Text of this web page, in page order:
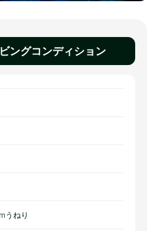
ングコンディション
うねり